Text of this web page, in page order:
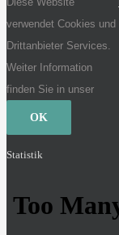
verwendet Cookies und
Drittanbieter Services.
Weiter Information
finden Sie in unser
OK
Statistik